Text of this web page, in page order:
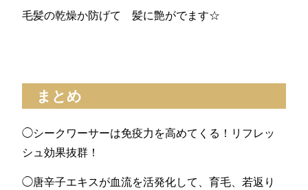
毛髪の乾燥か防げて 髪に艶がでます☆
まとめ
◯シークワーサーは免疫力を高めてくる！リフレッ
シュ効果抜群！
◯唐辛子エキスが血流を活発化して、育毛、若返り